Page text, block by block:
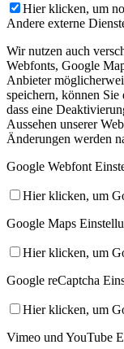
Hier klicken, um
Andere externe
Wir nutzen auch
Webfonts, Google
Anbieter
speichern, können Sie
dass eine
Aussehen unserer
Änderungen werden
Google Webfont
Hier klicken, um
Google Maps
Hier klicken, um
Google reCaptcha
Hier klicken, um
Vimeo und YouTube